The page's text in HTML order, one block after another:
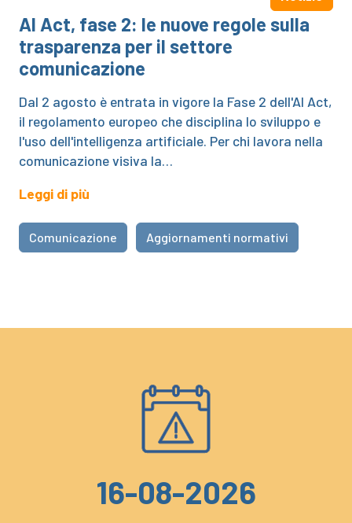
AI Act, fase 2: le nuove regole sulla
trasparenza per il settore
comunicazione
Dal 2 agosto è entrata in vigore la Fase 2 dell'AI Act,
il regolamento europeo che disciplina lo sviluppo e
l'uso dell'intelligenza artificiale. Per chi lavora nella
comunicazione visiva la…
Leggi di più
Comunicazione Aggiornamenti normativi
16-08-2026